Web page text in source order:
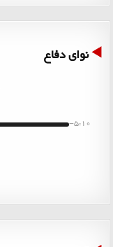
نوای دفاع
-5:10